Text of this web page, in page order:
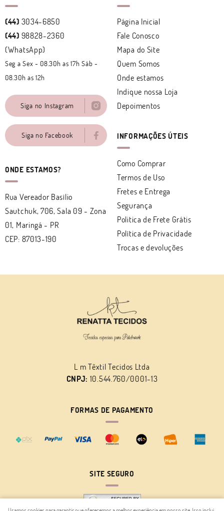
(44) 3034-6850
(44) 98828-2360
(WhatsApp)
Seg a Sex - 08.30h as 17h Sáb -
08.30h as 12h
Siga no Instagram
Siga no Facebook
ONDE ESTAMOS?
Rua Vereador Basílio
Sautchuk, 706, Sala 09 - Zona
01, Maringá - PR
CEP: 87013-190
Página Inicial
Fale Conosco
Mapa do Site
Quem Somos
Onde estamos
Indique nossa Loja
Depoimentos
INFORMAÇÕES ÚTEIS
Como Comprar
Termos de Uso
Fretes e Entrega
Segurança
Politica de Frete Grátis
Política de Privacidade
Trocas e devoluções
L m Têxtil Tecidos Ltda
CNPJ: 10.544.760/0001-13
FORMAS DE PAGAMENTO
SITE SEGURO